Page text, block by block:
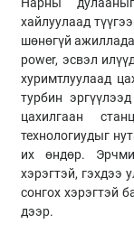
хайлуулаад
шөнөгүй
power, эсвэл
хуримтлуулаад
турбин
цахилгаан
технологиудыг
их өндөр.
хэрэгтэй, гэхдээ
сонгох хэрэгтэй
дээр.